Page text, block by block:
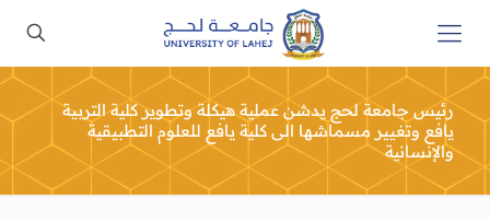
رئيس جامعة لحج يدشن عملية هيكلة وتطوير كلية التربية
يافع وتغيير مسماشها الى كلية يافع للعلوم التطبيقية
والإنسانية